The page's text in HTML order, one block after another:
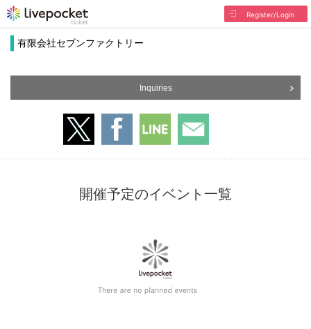
Register/Login
有限会社セブンファクトリー
Inquiries
開催予定のイベント一覧